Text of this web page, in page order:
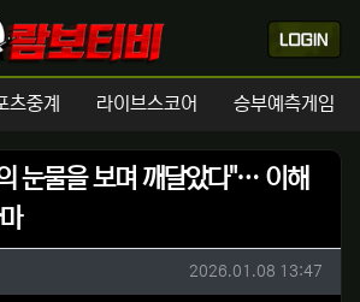
츠중계 라이브스코어 승부예측게임
눈물을 보며 깨달았다"… 이해
작성일
2026.01.08 13:47